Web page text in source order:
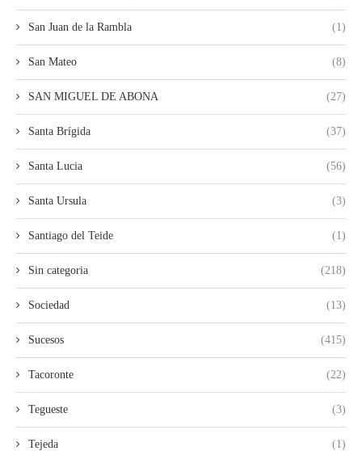
San Juan de la Rambla (1)
San Mateo (8)
SAN MIGUEL DE ABONA (27)
Santa Brígida (37)
Santa Lucia (56)
Santa Ursula (3)
Santiago del Teide (1)
Sin categoria (218)
Sociedad (13)
Sucesos (415)
Tacoronte (22)
Tegueste (3)
Tejeda (1)